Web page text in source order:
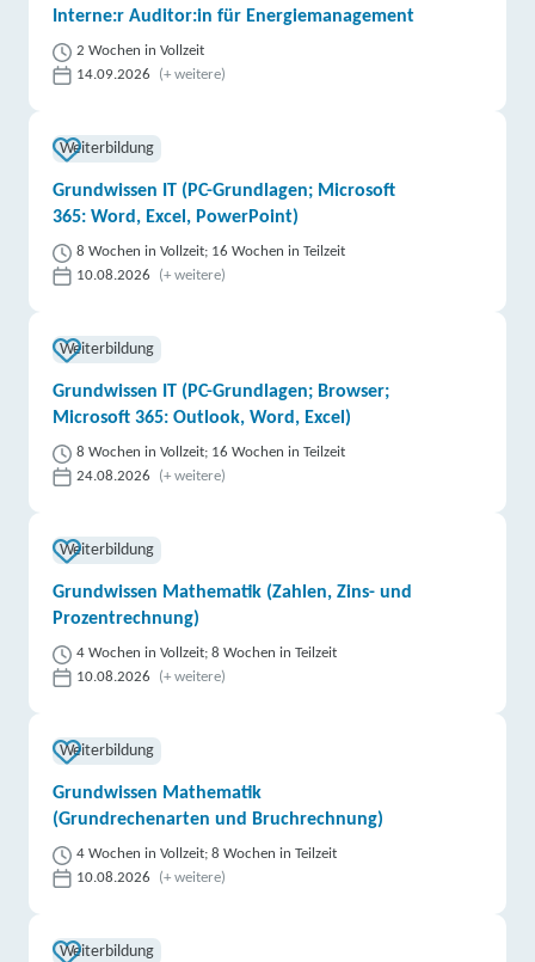
Interne:r Auditor:in für Energiemanagement
2 Wochen in Vollzeit
14.09.2026
(+ weitere)
Weiterbildung
Grundwissen IT (PC-Grundlagen; Microsoft
365: Word, Excel, PowerPoint)
8 Wochen in Vollzeit; 16 Wochen in Teilzeit
10.08.2026
(+ weitere)
Weiterbildung
Grundwissen IT (PC-Grundlagen; Browser;
Microsoft 365: Outlook, Word, Excel)
8 Wochen in Vollzeit; 16 Wochen in Teilzeit
24.08.2026
(+ weitere)
Weiterbildung
Grundwissen Mathematik (Zahlen, Zins- und
Prozentrechnung)
4 Wochen in Vollzeit; 8 Wochen in Teilzeit
10.08.2026
(+ weitere)
Weiterbildung
Grundwissen Mathematik
(Grundrechenarten und Bruchrechnung)
4 Wochen in Vollzeit; 8 Wochen in Teilzeit
10.08.2026
(+ weitere)
Weiterbildung